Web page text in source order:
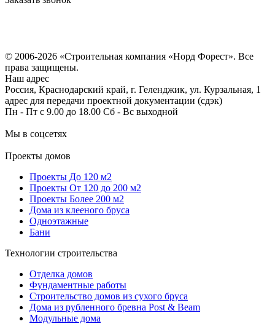
© 2006-2026 «Строительная компания «Норд Форест». Все
права защищены.
Наш адрес
Россия, Краснодарский край, г. Геленджик, ул. Курзальная, 1
адрес для передачи проектной документации (сдэк)
Пн - Пт с 9.00 до 18.00 Сб - Вс выходной
Мы в соцсетях
Проекты домов
Проекты До 120 м2
Проекты От 120 до 200 м2
Проекты Более 200 м2
Дома из клееного бруса
Одноэтажные
Бани
Технологии строительства
Отделка домов
Фундаментные работы
Строительство домов из сухого бруса
Дома из рубленного бревна Post & Beam
Модульные дома